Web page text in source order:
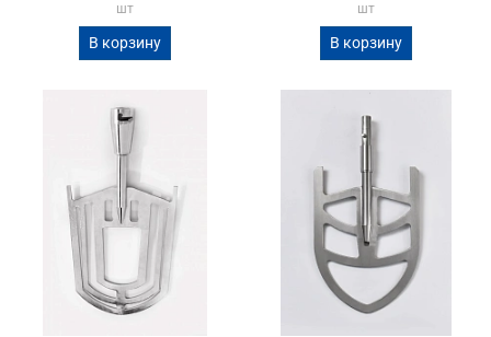
шт
В корзину
шт
В корзину